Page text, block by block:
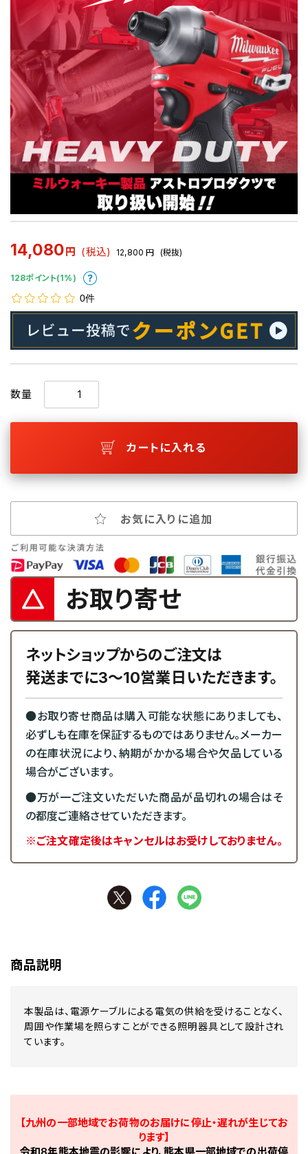
14,080 円 (税込) 12,800 円 (税抜)
128ポイント(1%)
0件
数量
カートに入れる
お気に入りに追加
お取り寄せ
ネットショップからのご注文は
発送までに3～10営業日いただきます。
●お取り寄せ商品は購入可能な状態にありましても、
必ずしも在庫を保証するものではありません。メーカー
の在庫状況により、納期がかかる場合や欠品している
場合がございます。
●万が一ご注文いただいた商品が品切れの場合はそ
の都度ご連絡させていただきます。
※ご注文確定後はキャンセルはお受けしておりません。
商品説明
本製品は、電源ケーブルによる電気の供給を受けることなく、
周囲や作業場を照らすことができる照明器具として設計され
ています。
【九州の一部地域でお荷物のお届けに停止・遅れが生じてお
ります】